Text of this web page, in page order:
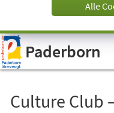
Visuelle
Assistenzsoftware
öffnen.
Alle
Paderborn
Culture Club